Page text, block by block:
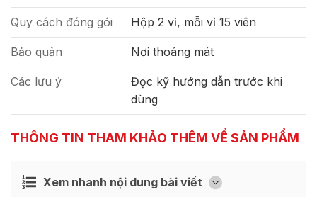
Quy cách đóng gói Hộp 2 vỉ, mỗi vỉ 15 viên
Bảo quản Nơi thoáng mát
Các lưu ý
Đọc kỹ hướng dẫn trước khi
dùng
THÔNG TIN THAM KHẢO THÊM VỀ SẢN PHẨM
Xem nhanh nội dung bài viết [
Ẩn